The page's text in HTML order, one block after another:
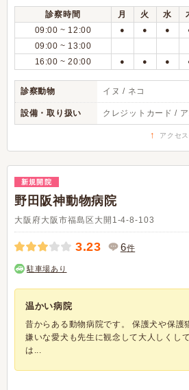
診察時間 月 火 水
09:00 ~ 12:00
● ● ●
09:00 ~ 13:00
16:00 ~ 20:00 ● ● ●
診察動物 イヌ / ネコ
設備・取り扱い クレジットカード /
↑ アクセ
新規開院
野田阪神動物病院
大阪府大阪市福島区大開1-4-8-103
3.23 6件
駐車場あり
温かい病院
昔からある動物病院です。 保護犬や保護
嫌いな愛犬も先生に観念して大人しくし
は...